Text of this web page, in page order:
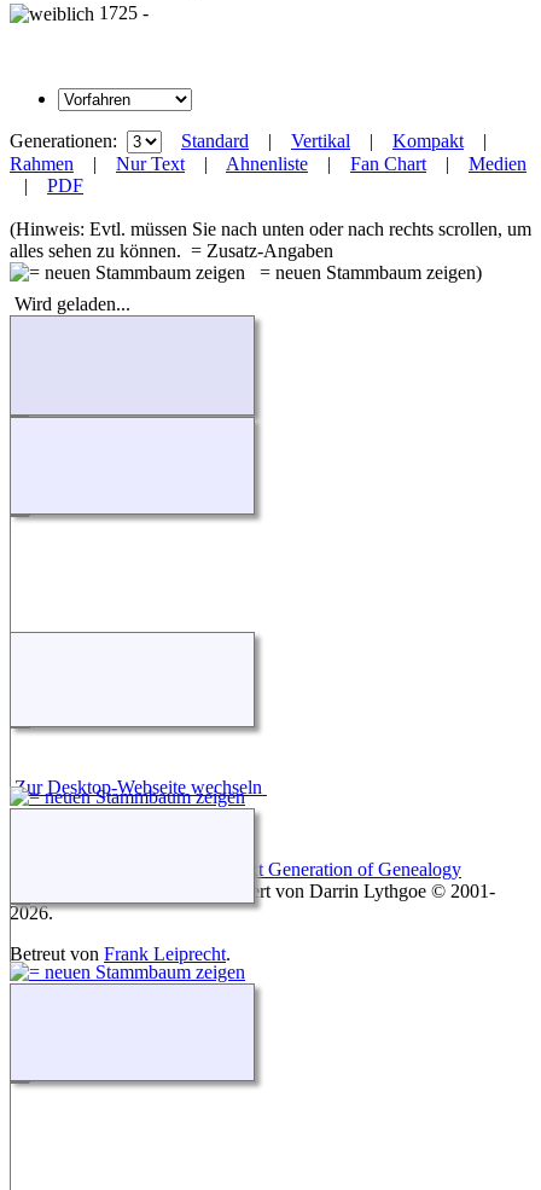
1725 -
Generationen: Standard | Vertikal | Kompakt |
Rahmen | Nur Text | Ahnenliste | Fan Chart | Medien
| PDF
(Hinweis: Evtl. müssen Sie nach unten oder nach rechts scrollen, um
alles sehen zu können. = Zusatz-Angaben
= neuen Stammbaum zeigen)
Wird geladen...
Zur Desktop-Webseite wechseln
The Next Generation of Genealogy
v. 12.1, programmiert von Darrin Lythgoe © 2001-
2026.
Betreut von Frank Leiprecht.